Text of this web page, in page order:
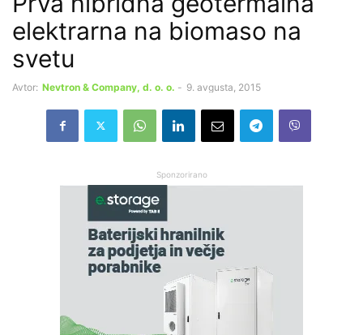
elektrarna na biomaso na
svetu
Avtor: Nevtron & Company, d. o. o. - 9. avgusta, 2015
Sponzorirano